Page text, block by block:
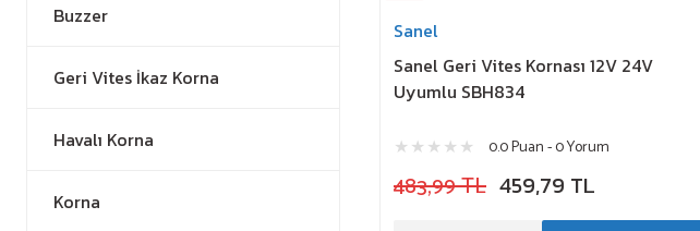
Buzzer
Geri Vites İkaz Korna
Havalı Korna
Korna
Sanel
Sanel Geri Vites Kornası 12V 24V
Uyumlu SBH834
0.0 Puan - 0 Yorum
483,99 TL 459,79 TL